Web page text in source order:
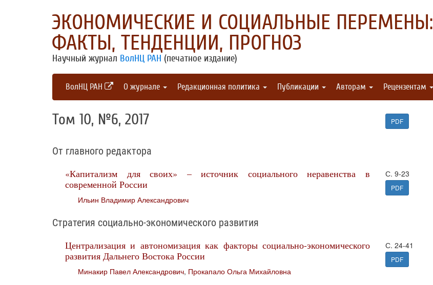
ЭКОНОМИЧЕСКИЕ И СОЦИАЛЬНЫЕ ПЕРЕМЕНЫ:
ФАКТЫ, ТЕНДЕНЦИИ, ПРОГНОЗ
Научный журнал ВолНЦ РАН (печатное издание)
ВолНЦ РАН О журнале Редакционная политика Публикации Авторам Рецензентам
Том 10, №6, 2017 PDF
От главного редактора
«Капитализм для своих» – источник социального неравенства в
современной России
Ильин Владимир Александрович
С. 9-23
PDF
Стратегия социально-экономического развития
Централизация и автономизация как факторы социально-экономического
развития Дальнего Востока России
Минакир Павел Александрович, Прокапало Ольга Михайловна
С. 24-41
PDF